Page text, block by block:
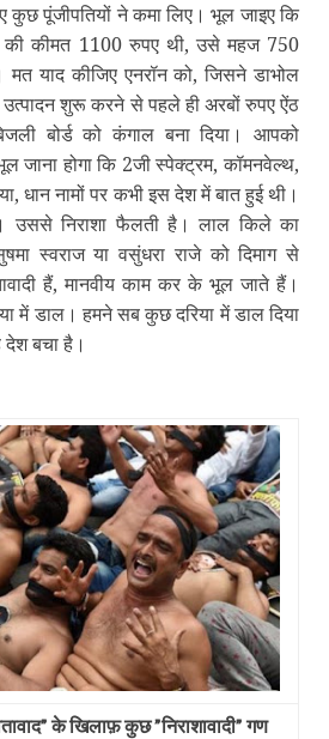
कुछ पूंजीपतियों ने कमा लिए। भूल जाइए कि
कीमत 1100 रुपए थी, उसे महज 750
याद कीजिए एनरॉन को, जिसने डाभोल
उत्पादन शुरू करने से पहले ही अरबों रुपए ऐंठ
बोर्ड को कंगाल बना दिया। आपको
जाना होगा कि 2जी स्पेक्ट्रम, कॉमनवेल्‍थ,
धान नामों पर कभी इस देश में बात हुई थी।
उससे निराशा फैलती है। लाल किले का
स्‍वराज या वसुंधरा राजे को दिमाग से
हैं, मानवीय काम कर के भूल जाते हैं।
में डाल। हमने सब कुछ दरिया में डाल दिया
बचा है।
के खिलाफ़ कुछ ”निराशावादी” गण